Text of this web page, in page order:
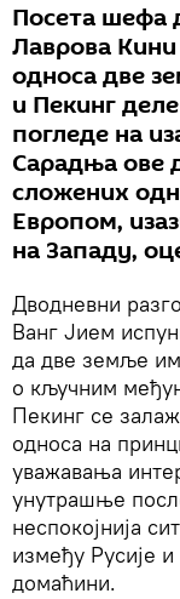
Посета шефа
Лаврова Кини
односа две
и Пекинг
погледе на
Сарадња ове
сложених
Европом,
на Западу,
Дводневни
Ванг Јием
да две земље
о кључним
Пекинг се
односа на
уважавања
унутрашње
неспокојнија
између Русије
домаћини.